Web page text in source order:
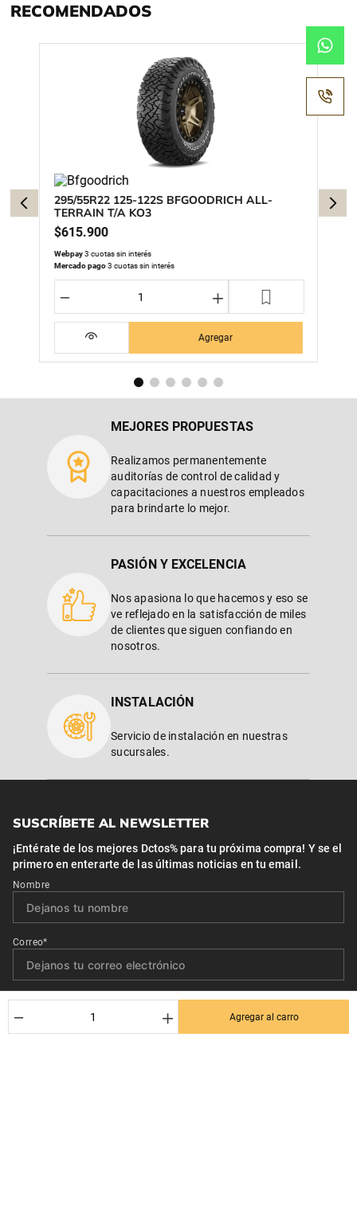
＋
－ Agregar al carro
RECOMENDADOS
295/55R22 125-122S BFGOODRICH ALL-
TERRAIN T/A KO3
$615.900
Webpay3 cuotas sin interés
Mercado pago3 cuotas sin interés
＋
－
Agregar
MEJORES PROPUESTAS
Realizamos permanentemente
auditorías de control de calidad y
capacitaciones a nuestros empleados
para brindarte lo mejor.
PASIÓN Y EXCELENCIA
Nos apasiona lo que hacemos y eso se
ve reflejado en la satisfacción de miles
de clientes que siguen confiando en
nosotros.
INSTALACIÓN
Servicio de instalación en nuestras
sucursales.
SUSCRÍBETE AL NEWSLETTER
¡Entérate de los mejores Dctos% para tu próxima compra! Y se el
primero en enterarte de las últimas noticias en tu email.
Nombre
Correo*
Quiero recibir el newsletter con promociones.